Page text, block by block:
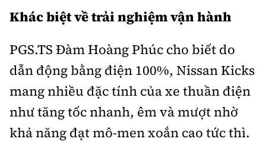
Khác biệt về trải nghiệm vận hành
PGS.TS Đàm Hoàng Phúc cho biết do
dẫn động bằng điện 100%, Nissan Kicks
mang nhiều đặc tính của xe thuần điện
như tăng tốc nhanh, êm và mượt nhờ
khả năng đạt mô-men xoắn cao tức thì.